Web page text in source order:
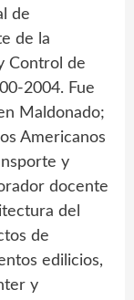
de
de la
Control de
2004. Fue
Maldonado;
Americanos
y
docente
del
de
edilicios,
y